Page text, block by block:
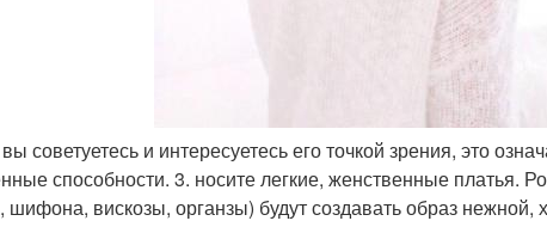
вы советуетесь и интересуетесь его точкой зрения, это
способности. 3. носите легкие, женственные платья.
шифона, вискозы, органзы) будут создавать образ